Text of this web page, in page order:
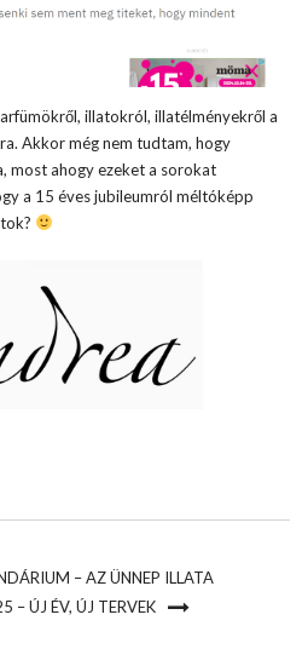
illatokról, illatélményekről a
Akkor még nem tudtam, hogy
most ahogy ezeket a sorokat
a 15 éves jubileumról méltóképp
– AZ ÜNNEP ILLATA
– ÚJ ÉV, ÚJ TERVEK